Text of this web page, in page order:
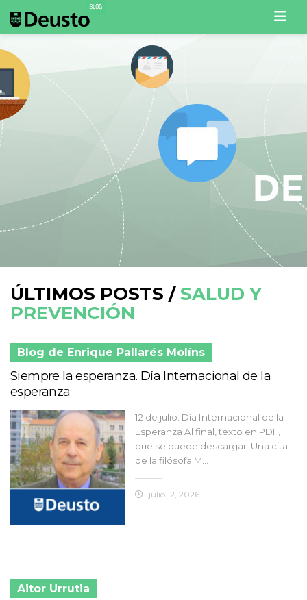
ÚLTIMOS POSTS /SALUD Y
PREVENCIÓN
Blog de Enrique Pallarés Molíns
Siempre la esperanza. Día Internacional de la
esperanza
12 de julio: Día Internacional de la
Esperanza Al final, texto en PDF,
que se puede descargar: Una cita
de la filósofa M...
julio 12, 2026
Aitor Urrutia